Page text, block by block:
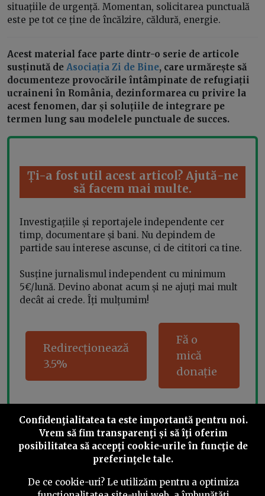
situațiile de urgență. Momentan, solicitarea punctuală
este pe tot ce ține de încălzire, căldură, energie.
Acest material face parte dintr-o serie de articole
susținută de Asociația Zi de Bine, care urmărește să
documenteze provocările întâmpinate de refugiații
ucraineni în România, dezinformarea cu privire la
acest fenomen, dar și soluțiile de integrare pe
termen lung sau modelele punctuale de succes.
Ți-a fost util acest articol? Ajută-ne
să facem mai multe.
Investigațiile și reportajele independente cer
timp, documentare și bani. Nu depindem de
partide sau interese ascunse, ci de cititori ca tine.
Susține jurnalismul independent cu minimum
5€/lună. Devino abonat acum și ne ajuți mai mult
decât ai crede. Îți mulțumim!
Redirecționează
3.5%
Fă o
mică
donație
Share this
Confidenţialitatea ta este importantă pentru noi.
Vrem să fim transparenţi și să îţi oferim
posibilitatea să accepţi cookie-urile în funcţie de
preferinţele tale.
De ce cookie-uri? Le utilizăm pentru a optimiza